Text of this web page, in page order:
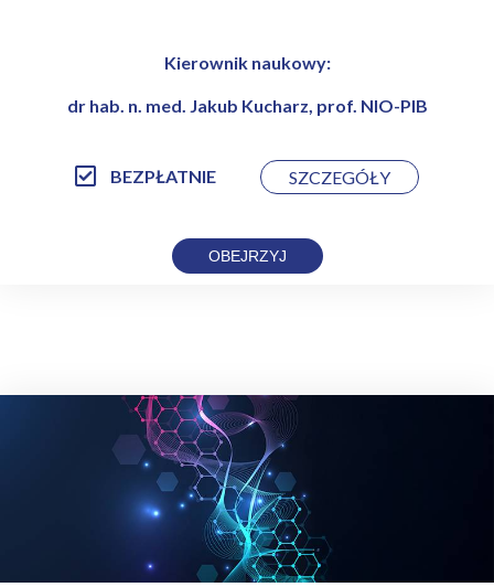
Kierownik naukowy:
dr hab. n. med. Jakub Kucharz, prof. NIO-PIB
BEZPŁATNIE SZCZEGÓŁY
OBEJRZYJ